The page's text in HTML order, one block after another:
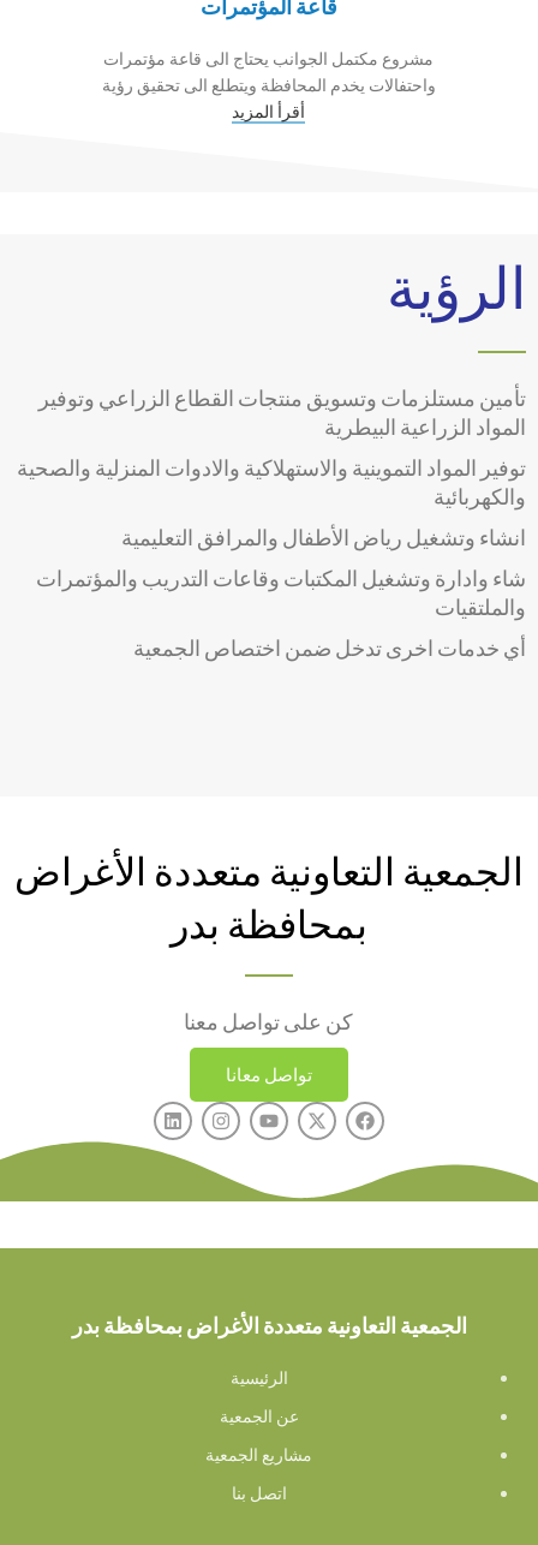
قاعة المؤتمرات
مشروع مكتمل الجوانب يحتاج الى قاعة مؤتمرات
واحتفالات يخدم المحافظة ويتطلع الى تحقيق رؤية
أقرأ المزيد
الرؤية
تأمين مستلزمات وتسويق منتجات القطاع الزراعي وتوفير
المواد الزراعية البيطرية
توفير المواد التموينية والاستهلاكية والادوات المنزلية والصحية
والكهربائية
انشاء وتشغيل رياض الأطفال والمرافق التعليمية
شاء وادارة وتشغيل المكتبات وقاعات التدريب والمؤتمرات
والملتقيات
أي خدمات اخرى تدخل ضمن اختصاص الجمعية
الجمعية التعاونية متعددة الأغراض
بمحافظة بدر
كن على تواصل معنا
تواصل معانا
الجمعية التعاونية متعددة الأغراض بمحافظة بدر
الرئيسية
عن الجمعية
مشاريع الجمعية
اتصل بنا